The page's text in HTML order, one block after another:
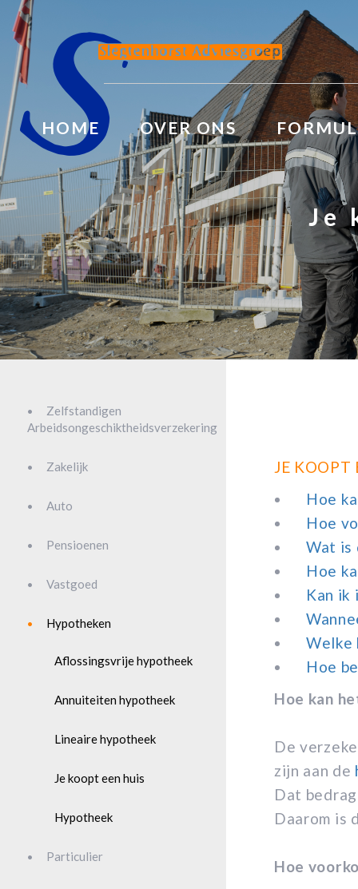
HOME OVER ONS
Je
Zelfstandigen
Arbeidsongeschiktheidsverzekering
Zakelijk
Auto
Pensioenen
Vastgoed
Hypotheken
Aflossingsvrije hypotheek
Annuiteiten hypotheek
Lineaire hypotheek
Je koopt een huis
Hypotheek
Particulier
JE KOOPT
Hoe
Hoe
Wat is
Hoe
Kan ik
Welke
Hoe
Hoe kan
De
zijn aan de
Dat
Daarom is
Hoe